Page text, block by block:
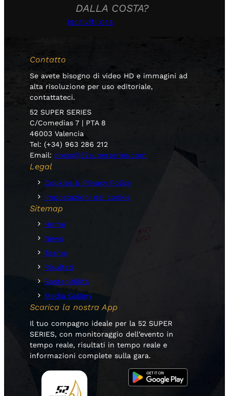
DALLA COSTA?
Iscriviti ora
Contatto
Se avete bisogno di video HD e immagini ad
alta risoluzione per uso editoriale,
contattateci.
52 SUPER SERIES
C/Comedias 7 | PTA 8
46003 Valencia
Tel: (+34) 963 286 212
Email: press@52superseries.com
Legal
Cookies & Privacy Policy
Impostazioni dei cookie
Sitemap
Home
News
Teams
Risultati
Sostenibilità
Media Gallery
Scarica la nostra App
Il tuo compagno ideale per la 52 SUPER
SERIES, con monitoraggio dell’evento in
tempo reale, risultati in tempo reale e
informazioni complete sulla gara.